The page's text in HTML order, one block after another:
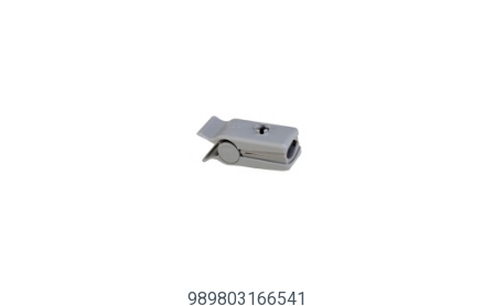
989803166541